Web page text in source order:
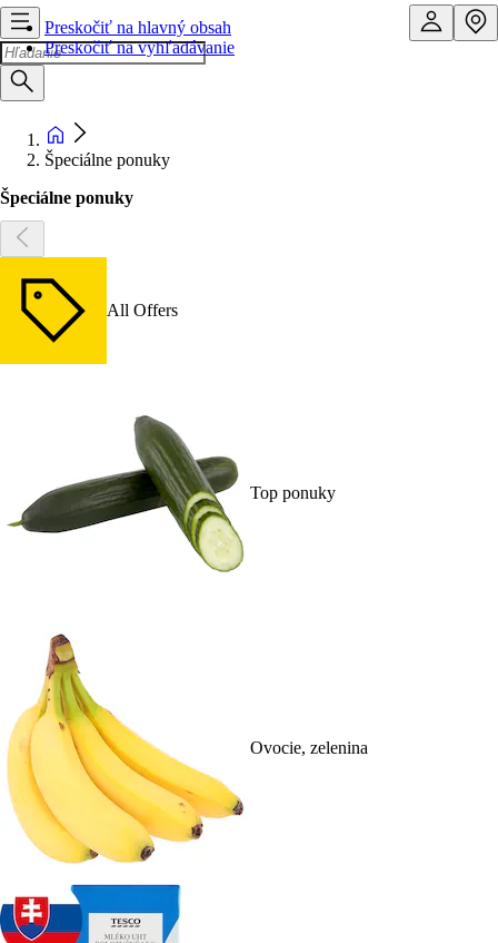
Preskočiť na hlavný obsah
Preskočiť na vyhľadávanie
Špeciálne ponuky
Špeciálne ponuky
All Offers
Top ponuky
Ovocie, zelenina